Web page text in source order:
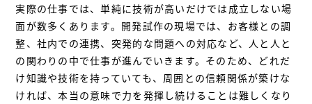
実際の仕事では、単純に技術が高いだけでは成立しない場
面が数多くあります。開発試作の現場では、お客様との調
整、社内での連携、突発的な問題への対応など、人と人と
の関わりの中で仕事が進んでいきます。そのため、どれだ
け知識や技術を持っていても、周囲との信頼関係が築けな
ければ、本当の意味で力を発揮し続けることは難しくなり